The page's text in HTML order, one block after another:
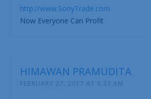
http://www.SonyTrade.com
Now Everyone Can Profit
HIMAWAN PRAMUDITA
FEBRUARY 27, 2017 AT 6:33 AM